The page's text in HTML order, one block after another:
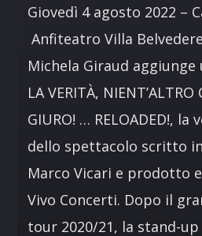
Giovedì 4 agosto 2022 –
Anfiteatro Villa
Michela Giraud aggiunge
LA VERITÀ, NIENT’ALTRO
GIURO! … RELOADED!, la
dello spettacolo scritto
Marco Vicari e prodotto
Vivo Concerti. Dopo il
tour 2020/21, la stand-